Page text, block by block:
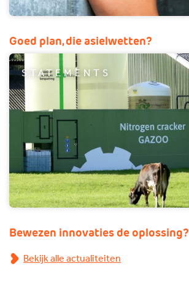
Goed plan, die asielwetten?
STATEMENTS
Bewezen innovaties de oplossing?
Bekijk alle actualiteiten